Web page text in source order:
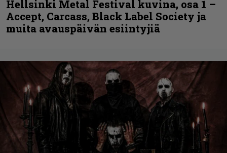
Hellsinki Metal Festival kuvina, osa 1 –
Accept, Carcass, Black Label Society ja
muita avauspäivän esiintyjiä